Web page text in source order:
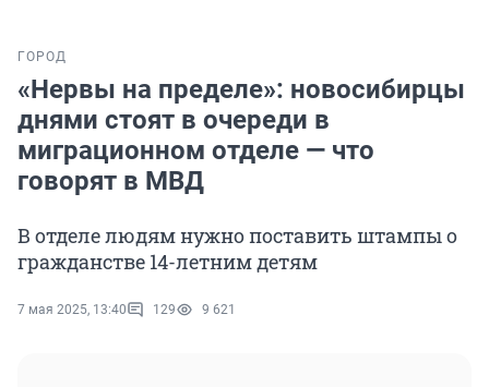
ГОРОД
«Нервы на пределе»: новосибирцы
днями стоят в очереди в
миграционном отделе — что
говорят в МВД
В отделе людям нужно поставить штампы о
гражданстве 14-летним детям
7 мая 2025, 13:40 129 9 621